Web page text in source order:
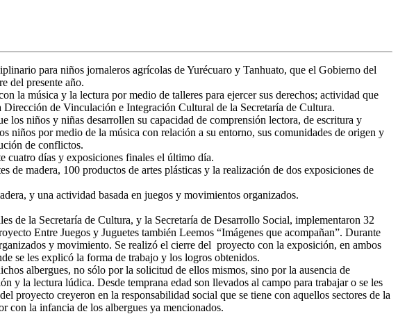
para niños jornaleros agrícolas de Yurécuaro y Tanhuato, que el Gobierno del
del presente año.
la música y la lectura por medio de talleres para ejercer sus derechos; actividad que
de Vinculación e Integración Cultural de la Secretaría de Cultura.
los niños y niñas desarrollen su capacidad de comprensión lectora, de escritura y
niños por medio de la música con relación a su entorno, sus comunidades de origen y
de conflictos.
cuatro días y exposiciones finales el último día.
de madera, 100 productos de artes plásticas y la realización de dos exposiciones de
y una actividad basada en juegos y movimientos organizados.
de la Secretaría de Cultura, y la Secretaría de Desarrollo Social, implementaron 32
Entre Juegos y Juguetes también Leemos “Imágenes que acompañan”. Durante
y movimiento. Se realizó el cierre del proyecto con la exposición, en ambos
se les explicó la forma de trabajo y los logros obtenidos.
albergues, no sólo por la solicitud de ellos mismos, sino por la ausencia de
y la lectura lúdica. Desde temprana edad son llevados al campo para trabajar o se les
proyecto creyeron en la responsabilidad social que se tiene con aquellos sectores de la
con la infancia de los albergues ya mencionados.